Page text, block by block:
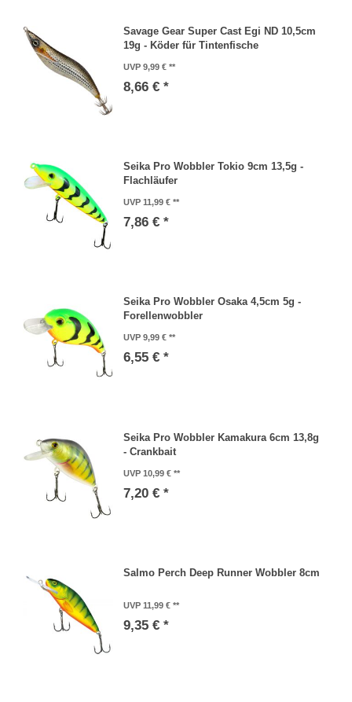
Savage Gear Super Cast Egi ND 10,5cm
19g - Köder für Tintenfische
UVP 9,99 €
8,66 € *
Seika Pro Wobbler Tokio 9cm 13,5g -
Flachläufer
UVP 11,99 €
7,86 € *
Seika Pro Wobbler Osaka 4,5cm 5g -
Forellenwobbler
UVP 9,99 €
6,55 € *
Seika Pro Wobbler Kamakura 6cm 13,8g
- Crankbait
UVP 10,99 €
7,20 € *
Salmo Perch Deep Runner Wobbler 8cm
UVP 11,99 €
9,35 € *